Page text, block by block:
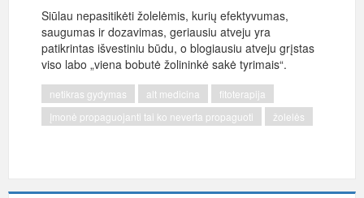
Siūlau nepasitikėti žolelėmis, kurių efektyvumas,
saugumas ir dozavimas, geriausiu atveju yra
patikrintas išvestiniu būdu, o blogiausiu atveju grįstas
viso labo „viena bobutė žolininkė sakė tyrimais“.
netikras gydymas alt medicina
fitoterapija
įmonė propaguojanti tai ko neverta propaguoti
žolelės